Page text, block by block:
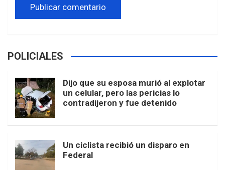
POLICIALES
Dijo que su esposa murió al explotar
un celular, pero las pericias lo
contradijeron y fue detenido
Un ciclista recibió un disparo en
Federal